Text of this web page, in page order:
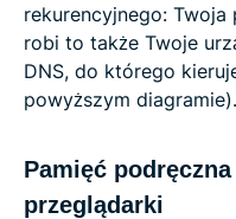
rekurencyjnego:
robi to także Twoje
DNS, do którego
powyższym diagramie).
Pamięć podręczna
przeglądarki